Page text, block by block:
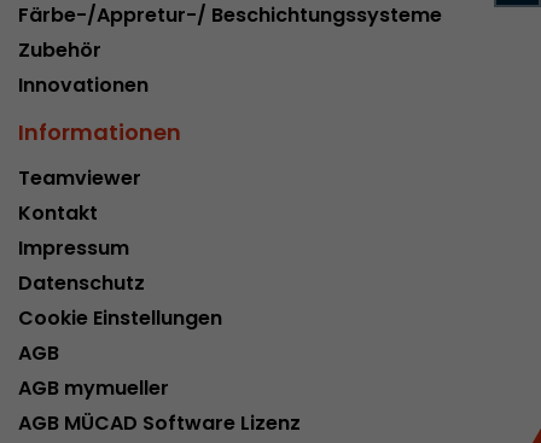
Färbe-/Appretur-/ Beschichtungssysteme
Zubehör
Innovationen
Informationen
Teamviewer
Kontakt
Impressum
Datenschutz
Cookie Einstellungen
AGB
AGB mymueller
AGB MÜCAD Software Lizenz
Laufzeit pro Sitzung
Zweck
Dieses Cookie gehört der Vergangenheit an
von Seiten welche noch den urchin.js
Name __utmz
Laufzeit 6 Monate